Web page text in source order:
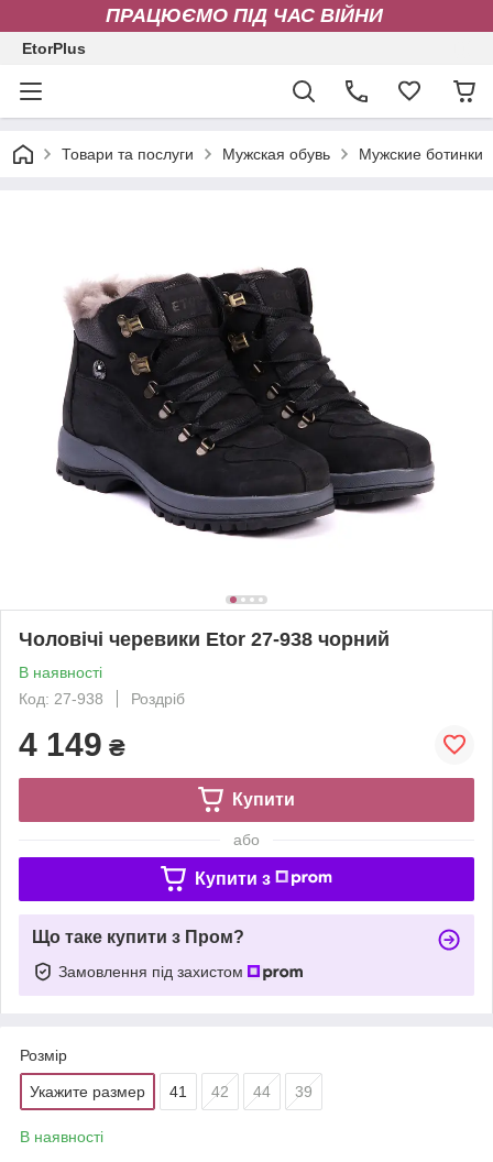
ПРАЦЮЄМО ПІД ЧАС ВІЙНИ
EtorPlus
Товари та послуги Мужская обувь Мужские ботинки
Чоловічі черевики Etor 27-938 чорний
В наявності
Код: 27-938
Роздріб
4 149 ₴
Купити
або
Купити з
Що таке купити з Пром?
Замовлення під захистом
Розмір
Укажите размер 41 42 44 39
В наявності